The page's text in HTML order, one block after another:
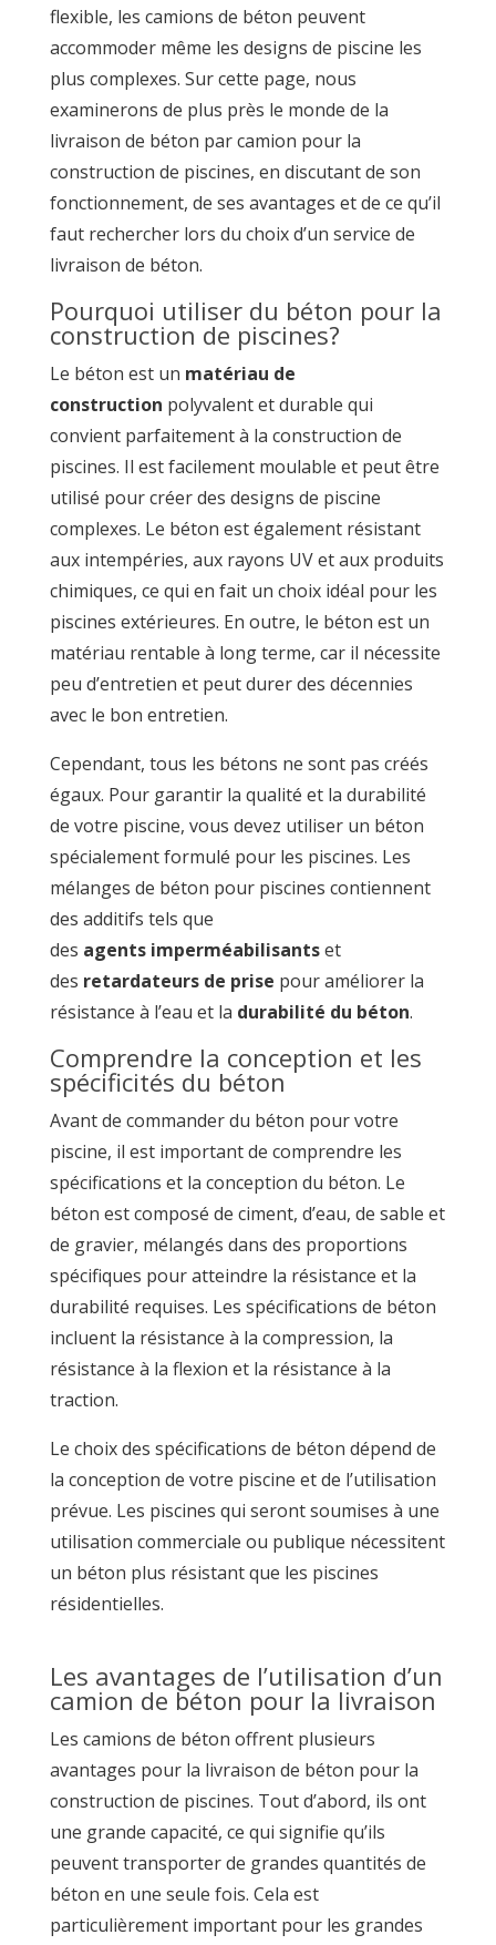
flexible, les camions de béton peuvent
accommoder même les designs de piscine les
plus complexes. Sur cette page, nous
examinerons de plus près le monde de la
livraison de béton par camion pour la
construction de piscines, en discutant de son
fonctionnement, de ses avantages et de ce qu’il
faut rechercher lors du choix d’un service de
livraison de béton.
Pourquoi utiliser du béton pour la
construction de piscines?
Le béton est un matériau de
construction polyvalent et durable qui
convient parfaitement à la construction de
piscines. Il est facilement moulable et peut être
utilisé pour créer des designs de piscine
complexes. Le béton est également résistant
aux intempéries, aux rayons UV et aux produits
chimiques, ce qui en fait un choix idéal pour les
piscines extérieures. En outre, le béton est un
matériau rentable à long terme, car il nécessite
peu d’entretien et peut durer des décennies
avec le bon entretien.
Cependant, tous les bétons ne sont pas créés
égaux. Pour garantir la qualité et la durabilité
de votre piscine, vous devez utiliser un béton
spécialement formulé pour les piscines. Les
mélanges de béton pour piscines contiennent
des additifs tels que
des agents imperméabilisantset
des retardateurs de prise pour améliorer la
résistance à l’eau et la durabilité du béton.
Comprendre la conception et les
spécificités du béton
Avant de commander du béton pour votre
piscine, il est important de comprendre les
spécifications et la conception du béton. Le
béton est composé de ciment, d’eau, de sable et
de gravier, mélangés dans des proportions
spécifiques pour atteindre la résistance et la
durabilité requises. Les spécifications de béton
incluent la résistance à la compression, la
résistance à la flexion et la résistance à la
traction.
Le choix des spécifications de béton dépend de
la conception de votre piscine et de l’utilisation
prévue. Les piscines qui seront soumises à une
utilisation commerciale ou publique nécessitent
un béton plus résistant que les piscines
résidentielles.
Les avantages de l’utilisation d’un
camion de béton pour la livraison
Les camions de béton offrent plusieurs
avantages pour la livraison de béton pour la
construction de piscines. Tout d’abord, ils ont
une grande capacité, ce qui signifie qu’ils
peuvent transporter de grandes quantités de
béton en une seule fois. Cela est
particulièrement important pour les grandes